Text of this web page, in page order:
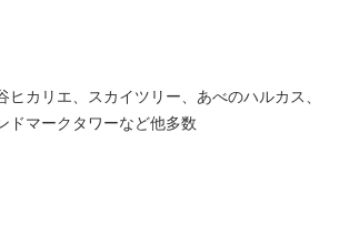
カリエ、スカイツリー、あべのハルカス、
ドマークタワーなど他多数